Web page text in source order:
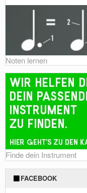
Noten lernen
Finde dein Instrument
FACEBOOK